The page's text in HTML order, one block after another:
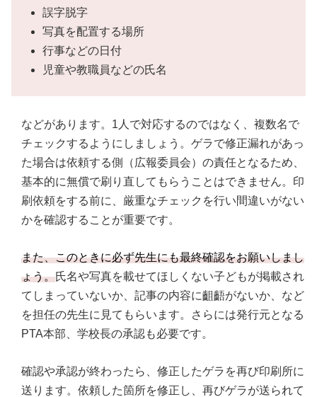
誤字脱字
写真を配置する場所
行事などの日付
児童や教職員などの氏名
などがあります。1人で対応するのではなく、複数名で
チェックするようにしましょう。ゲラで修正漏れがあっ
た場合は依頼する側（広報委員会）の責任となるため、
基本的に無償で刷り直してもらうことはできません。印
刷依頼をする前に、厳重なチェックを行い間違いがない
かを確認することが重要です。
また、このときに必ず先生にも最終確認をお願いしまし
ょう。氏名や写真を載せてほしくない子どもが掲載され
てしまっていないか、記事の内容に齟齬がないか、など
を担任の先生に見てもらいます。さらには発行元となる
PTA本部、学校長の承認も必要です。
確認や承認が終わったら、修正したゲラを再び印刷所に
送ります。依頼した箇所を修正し、再びゲラが送られて